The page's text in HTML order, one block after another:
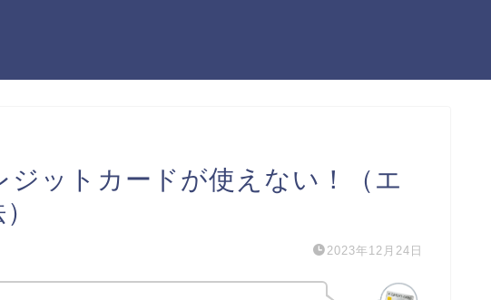
ジットカードが使えない！（エ
2023年12月24日